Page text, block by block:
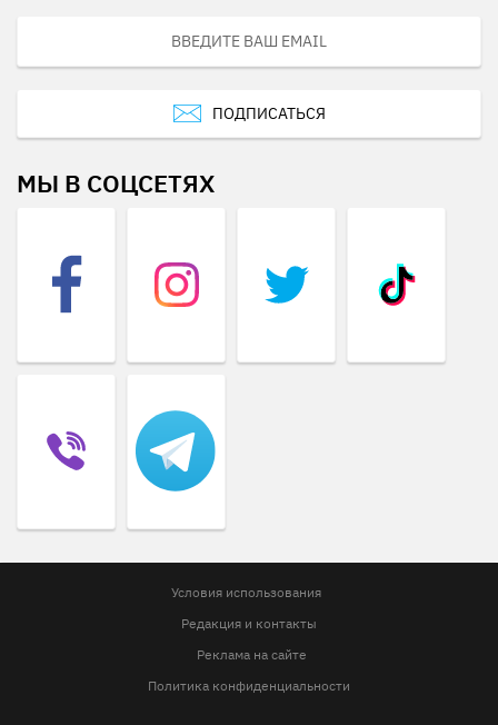
ПОДПИСАТЬСЯ
МЫ В СОЦСЕТЯХ
Условия использования
Редакция и контакты
Реклама на сайте
Политика конфиденциальности